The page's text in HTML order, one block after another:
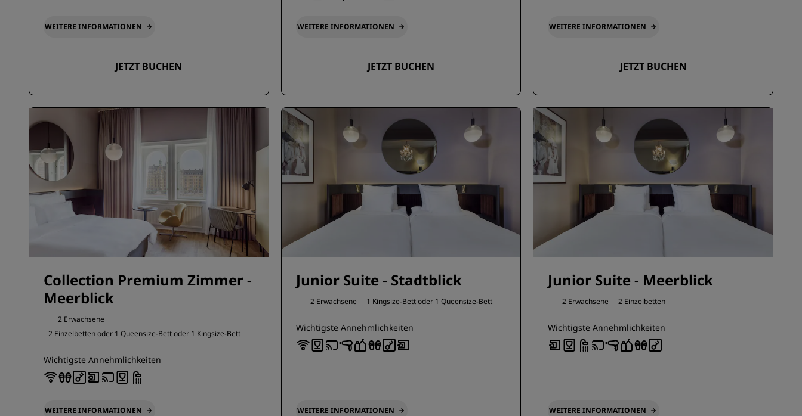
WEITERE INFORMATIONEN
JETZT BUCHEN
WEITERE INFORMATIONEN
JETZT BUCHEN
WEITERE INFORMATIONEN
JETZT BUCHEN
Collection Premium Zimmer -
Meerblick
2 Erwachsene
2 Einzelbetten oder 1 Queensize-Bett oder 1 Kingsize-Bett
Wichtigste Annehmlichkeiten
WEITERE INFORMATIONEN
Junior Suite - Stadtblick
2 Erwachsene 1 Kingsize-Bett oder 1 Queensize-Bett
Wichtigste Annehmlichkeiten
WEITERE INFORMATIONEN
Junior Suite - Meerblick
2 Erwachsene 2 Einzelbetten
Wichtigste Annehmlichkeiten
WEITERE INFORMATIONEN